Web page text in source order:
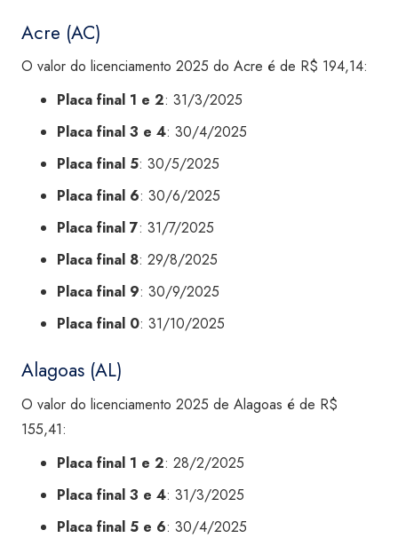
Acre (AC)
O valor do licenciamento 2025 do Acre é de R$ 194,14:
Placa final 1 e 2: 31/3/2025
Placa final 3 e 4: 30/4/2025
Placa final 5: 30/5/2025
Placa final 6: 30/6/2025
Placa final 7: 31/7/2025
Placa final 8: 29/8/2025
Placa final 9: 30/9/2025
Placa final 0: 31/10/2025
Alagoas (AL)
O valor do licenciamento 2025 de Alagoas é de R$
155,41:
Placa final 1 e 2: 28/2/2025
Placa final 3 e 4: 31/3/2025
Placa final 5 e 6: 30/4/2025